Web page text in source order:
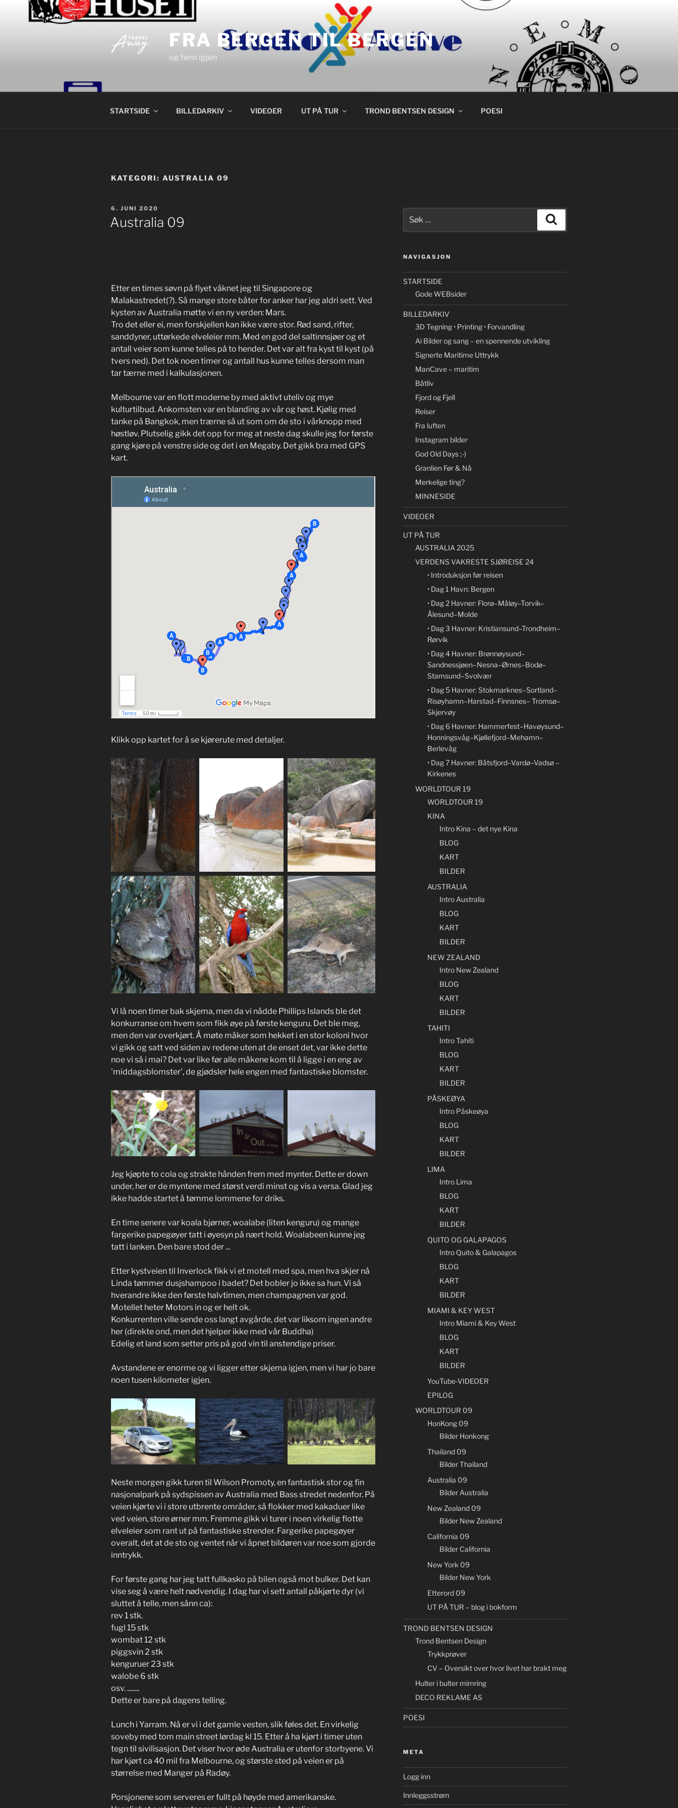
FRA BERGEN TIL BERGEN
og hem igjen
STARTSIDE BILLEDARKIV VIDEOER UT PÅ TUR TROND BENTSEN DESIGN POESI
KATEGORI: AUSTRALIA 09
PUBLISERT
6. JUNI 2020
Australia 09
Etter en times søvn på flyet våknet jeg til Singapore og
Malakastredet(?). Så mange store båter for anker har jeg aldri sett. Ved
kysten av Australia møtte vi en ny verden: Mars.
Tro det eller ei, men forskjellen kan ikke være stor. Rød sand, rifter,
sanddyner, uttørkede elveleier mm. Med en god del saltinnsjøer og et
antall veier som kunne telles på to hender. Det var alt fra kyst til kyst (på
tvers ned). Det tok noen timer og antall hus kunne telles dersom man
tar tærne med i kalkulasjonen.
Melbourne var en flott moderne by med aktivt uteliv og mye
kulturtilbud. Ankomsten var en blanding av vår og høst. Kjølig med
tanke på Bangkok, men trærne så ut som om de sto i vårknopp med
høstløv. Plutselig gikk det opp for meg at neste dag skulle jeg for første
gang kjøre på venstre side og det i en Megaby. Det gikk bra med GPS
kart.
Klikk opp kartet for å se kjørerute med detaljer.
Vi lå noen timer bak skjema, men da vi nådde Phillips Islands ble det
konkurranse om hvem som fikk øye på første kenguru. Det ble meg,
men den var overkjørt. Å møte måker som hekket i en stor koloni hvor
vi gikk og satt ved siden av redene uten at de enset det, var ikke dette
noe vi så i mai? Det var like før alle måkene kom til å ligge i en eng av
'middagsblomster', de gjødsler hele engen med fantastiske blomster.
Jeg kjøpte to cola og strakte hånden frem med mynter. Dette er down
under, her er de myntene med størst verdi minst og vis a versa. Glad jeg
ikke hadde startet å tømme lommene for driks.
En time senere var koala bjørner, woalabe (liten kenguru) og mange
fargerike papegøyer tatt i øyesyn på nært hold. Woalabeen kunne jeg
tatt i lanken. Den bare stod der ...
Etter kystveien til Inverlock fikk vi et motell med spa, men hva skjer nå
Linda tømmer dusjshampoo i badet? Det bobler jo ikke sa hun. Vi så
hverandre ikke den første halvtimen, men champagnen var god.
Motellet heter Motors in og er helt ok.
Konkurrenten ville sende oss langt avgårde, det var liksom ingen andre
her (direkte ond, men det hjelper ikke med vår Buddha)
Edelig et land som setter pris på god vin til anstendige priser.
Avstandene er enorme og vi ligger etter skjema igjen, men vi har jo bare
noen tusen kilometer igjen.
Neste morgen gikk turen til Wilson Promoty, en fantastisk stor og fin
nasjonalpark på sydspissen av Australia med Bass stredet nedenfor. På
veien kjørte vi i store utbrente områder, så flokker med kakaduer like
ved veien, store ørner mm. Fremme gikk vi turer i noen virkelig flotte
elveleier som rant ut på fantastiske strender. Fargerike papegøyer
overalt, det at de sto og ventet når vi åpnet bildøren var noe som gjorde
inntrykk.
For første gang har jeg tatt fullkasko på bilen også mot bulker. Det kan
vise seg å være helt nødvendig. I dag har vi sett antall påkjørte dyr (vi
sluttet å telle, men sånn ca):
rev 1 stk.
fugl 15 stk
wombat 12 stk
piggsvin 2 stk
kenguruer 23 stk
walobe 6 stk
osv. ........
Dette er bare på dagens telling.
Lunch i Yarram. Nå er vi i det gamle vesten, slik føles det. En virkelig
soveby med tom main street lørdag kl 15. Etter å ha kjørt i timer uten
tegn til sivilisasjon. Det viser hvor øde Australia er utenfor storbyene. Vi
har kjørt ca 40 mil fra Melbourne, og største sted på veien er på
størrelse med Manger på Radøy.
Porsjonene som serveres er fullt på høyde med amerikanske.
etter:
NAVIGASJON
STARTSIDE
Gode WEBsider
BILLEDARKIV
3D Tegning • Printing • Forvandling
Ai Bilder og sang – en spennende utvikling
Signerte Maritime Uttrykk
ManCave – maritim
Båtliv
Fjord og Fjell
Reiser
Fra luften
Instagram bilder
God Old Days ;-)
Granlien Før & Nå
Merkelige ting?
MINNESIDE
VIDEOER
UT PÅ TUR
AUSTRALIA 2025
VERDENS VAKRESTE SJØREISE 24
• Introduksjon før reisen
• Dag 1 Havn: Bergen
• Dag 2 Havner: Florø–Måløy–Torvik–
Ålesund–Molde
• Dag 3 Havner: Kristiansund–Trondheim–
Rørvik
• Dag 4 Havner: Brønnøysund–
Sandnessjøen–Nesna–Ørnes–Bodø–
Stamsund–Svolvær
• Dag 5 Havner: Stokmarknes–Sortland–
Risøyhamn–Harstad–Finnsnes– Tromsø–
Skjervøy
• Dag 6 Havner: Hammerfest–Havøysund–
Honningsvåg–Kjøllefjord–Mehamn–
Berlevåg
• Dag 7 Havner: Båtsfjord–Vardø–Vadsø –
Kirkenes
WORLDTOUR 19
WORLDTOUR 19
KINA
Intro Kina – det nye Kina
BLOG
KART
BILDER
AUSTRALIA
Intro Australia
BLOG
KART
BILDER
NEW ZEALAND
Intro New Zealand
BLOG
KART
BILDER
TAHITI
Intro Tahiti
BLOG
KART
BILDER
PÅSKEØYA
Intro Påskeøya
BLOG
KART
BILDER
LIMA
Intro Lima
BLOG
KART
BILDER
QUITO OG GALAPAGOS
Intro Quito & Galapagos
BLOG
KART
BILDER
MIAMI & KEY WEST
Intro Miami & Key West
BLOG
KART
BILDER
YouTube-VIDEOER
EPILOG
WORLDTOUR 09
HonKong 09
Bilder Honkong
Thailand 09
Bilder Thailand
Australia 09
Bilder Australia
New Zealand 09
Bilder New Zealand
California 09
Bilder California
New York 09
Bilder New York
Etterord 09
UT PÅ TUR – blog i bokform
TROND BENTSEN DESIGN
Trond Bentsen Design
Trykkprøver
CV – Oversikt over hvor livet har brakt meg
Hulter i bulter mimring
DECO REKLAME AS
POESI
META
Logg inn
Innleggsstrøm